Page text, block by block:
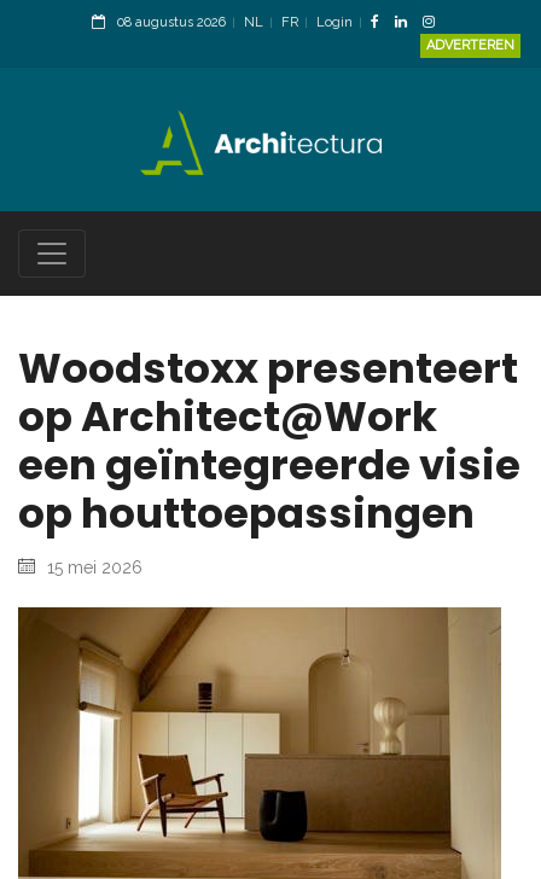
08 augustus 2026 NL FR
Login
ADVERTEREN
Woodstoxx presenteert
op Architect@Work
een geïntegreerde visie
op houttoepassingen
15 mei 2026